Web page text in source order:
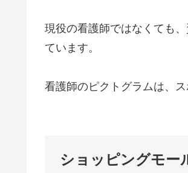
現役の看護師ではなくても
ています。
看護師のピクトグラムは、
ショッピングモー